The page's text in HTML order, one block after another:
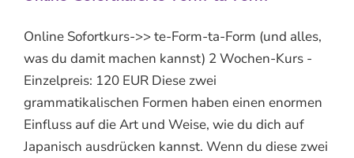
Online Sofortkurs->> te-Form-ta-Form (und alles,
was du damit machen kannst) 2 Wochen-Kurs -
Einzelpreis: 120 EUR Diese zwei
grammatikalischen Formen haben einen enormen
Einfluss auf die Art und Weise, wie du dich auf
Japanisch ausdrücken kannst. Wenn du diese zwei